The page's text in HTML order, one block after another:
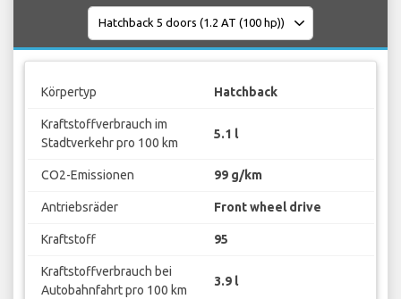
Körpertyp Hatchback
Kraftstoffverbrauch im
Stadtverkehr pro 100 km
5.1 l
CO2-Emissionen 99 g/km
Antriebsräder Front wheel drive
Kraftstoff 95
Kraftstoffverbrauch bei
Autobahnfahrt pro 100 km
3.9 l